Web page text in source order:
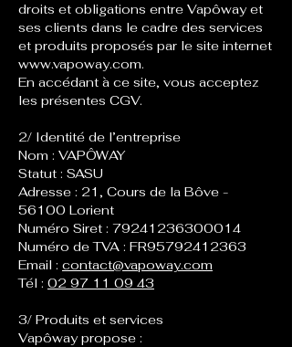
droits et obligations entre Vapôway et
ses clients dans le cadre des services
et produits proposés par le site internet
www.vapoway.com.
En accédant à ce site, vous acceptez
les présentes CGV.
2/ Identité de l’entreprise
Nom : VAPÔWAY
Statut : SASU
Adresse : 21, Cours de la Bôve -
56100 Lorient
Numéro Siret : 79241236300014
Numéro de TVA : FR95792412363
Email : contact@vapoway.com
Tél : 02 97 11 09 43
3/ Produits et services
Vapôway propose :